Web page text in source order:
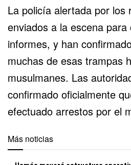
La policía alertada por los
enviados a la escena
informes, y han
muchas de esas trampas
musulmanes. Las
confirmado oficialmente
efectuado arrestos por el
Más noticias